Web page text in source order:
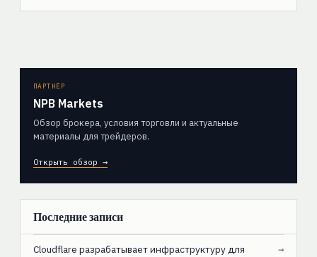
ПАРТНЁР
NPB Markets
Обзор брокера, условия торговли и актуальные
материалы для трейдеров.
Открыть обзор →
Последние записи
Cloudflare разрабатывает инфраструктуру для
→